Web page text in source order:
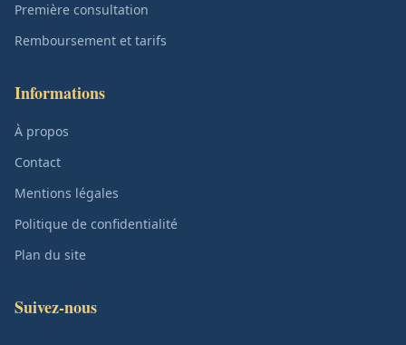
Première consultation
Remboursement et tarifs
Informations
À propos
Contact
Mentions légales
Politique de confidentialité
Plan du site
Suivez-nous